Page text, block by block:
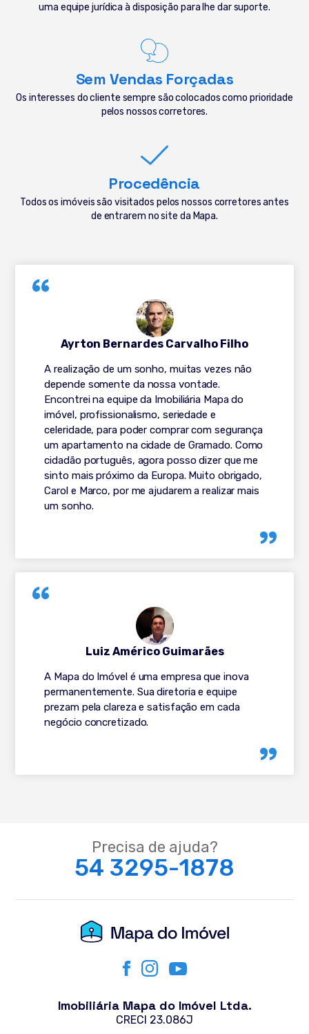
uma equipe jurídica à disposição para lhe dar suporte.
Sem Vendas Forçadas
Os interesses do cliente sempre são colocados como prioridade
pelos nossos corretores.
Procedência
Todos os imóveis são visitados pelos nossos corretores antes
de entrarem no site da Mapa.
A realização de um sonho, muitas vezes não
depende somente da nossa vontade.
Encontrei na equipe da Imobiliária Mapa do
imóvel, profissionalismo, seriedade e
celeridade, para poder comprar com segurança
um apartamento na cidade de Gramado. Como
cidadão português, agora posso dizer que me
sinto mais próximo da Europa. Muito obrigado,
Carol e Marco, por me ajudarem a realizar mais
um sonho.
Ayrton Bernardes Carvalho Filho
A Mapa do Imóvel é uma empresa que inova
permanentemente. Sua diretoria e equipe
prezam pela clareza e satisfação em cada
negócio concretizado.
Luiz Américo Guimarães
Precisa de ajuda?
54 3295-1878
Imobiliária Mapa do Imóvel Ltda.
CRECI 23.086J